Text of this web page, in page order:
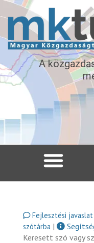
A
Fejlesztési javaslat
szótárba |
Keresett szó vagy